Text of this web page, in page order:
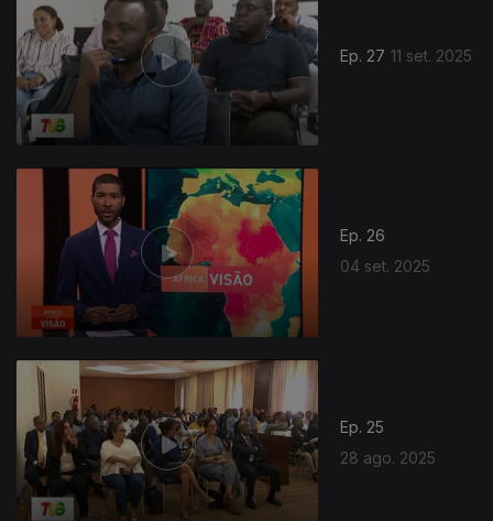
Ep. 27 11 set. 2025
Ep. 26
04 set. 2025
Ep. 25
28 ago. 2025